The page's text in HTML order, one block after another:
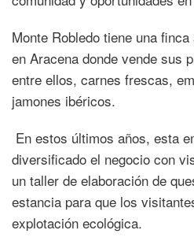
Monte Robledo tiene una
en Aracena donde vende sus
entre ellos, carnes frescas,
jamones ibéricos.
En estos últimos años, esta
diversificado el negocio con
un taller de elaboración de
estancia para que los
explotación ecológica.